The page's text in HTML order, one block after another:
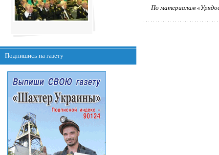
Подпишись на газету
По материалам